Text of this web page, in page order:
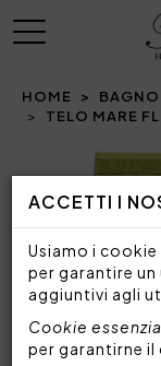
ACCETTI I
Usiamo i
per garantire un
aggiuntivi agli
Cookie
per garantirne
MENU
HOME BAGNO
TELO MARE
Prev